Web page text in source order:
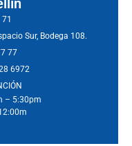
Sur, Bodega 108.
77
6972
– 5:30pm